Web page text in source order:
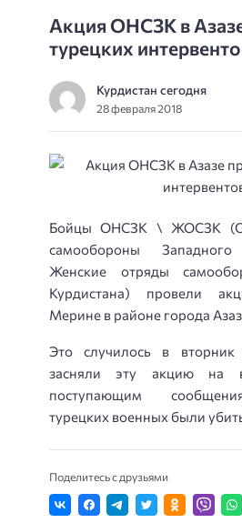
Акция ОНСЗК в
турецких
Курдистан сегодня
28 февраля 2018
Бойцы ОНСЗК \ ЖОСЗК
самообороны
Женские отряды
Курдистана) провели
Мерине в районе города
Это случилось в
засняли эту акцию на
поступающим
турецких военных были
Поделитесь с друзьями